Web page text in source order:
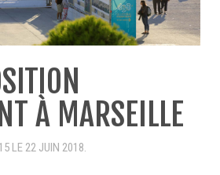
À MARSEILLE
LE 22 JUIN 2018.